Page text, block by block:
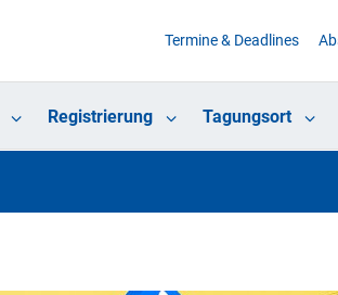
Termine & Deadlines
Registrierung Tagungsort